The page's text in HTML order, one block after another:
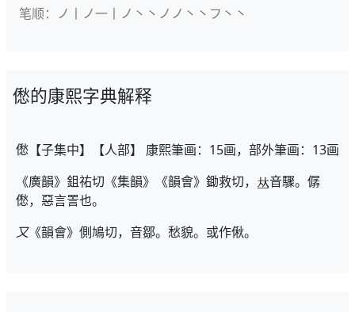
笔顺：ノ丨ノ一丨ノ丶丶ノノ丶丶フ丶丶
僽的康熙字典解释
僽【子集中】【人部】 康熙筆画：15画，部外筆画：13画
《廣韻》鉏祐切《集韻》《韻會》鋤救切，
音驟。僝
僽，惡言詈也。
又《韻會》側鳩切，音鄒。愁貌。或作偢。